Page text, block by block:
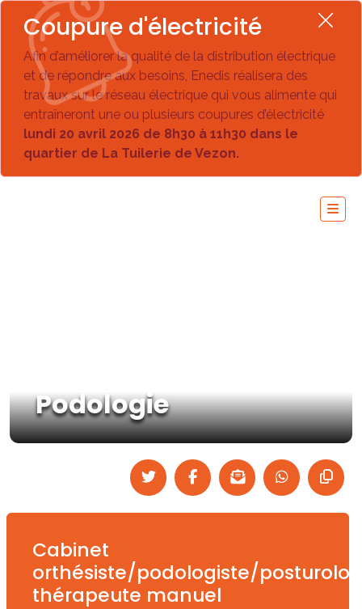
Coupure d'électricité
Afin d’améliorer la qualité de la distribution électrique
et de répondre aux besoins, Enedis réalisera des
travaux sur le réseau électrique qui vous alimente qui
entraîneront une ou plusieurs coupures d’électricité
lundi 20 avril 2026 de 8h30 à 11h30 dans le
quartier de La Tuilerie de Vezon.
Podologie
Cabinet
orthésiste/podologiste/
thérapeute manuel